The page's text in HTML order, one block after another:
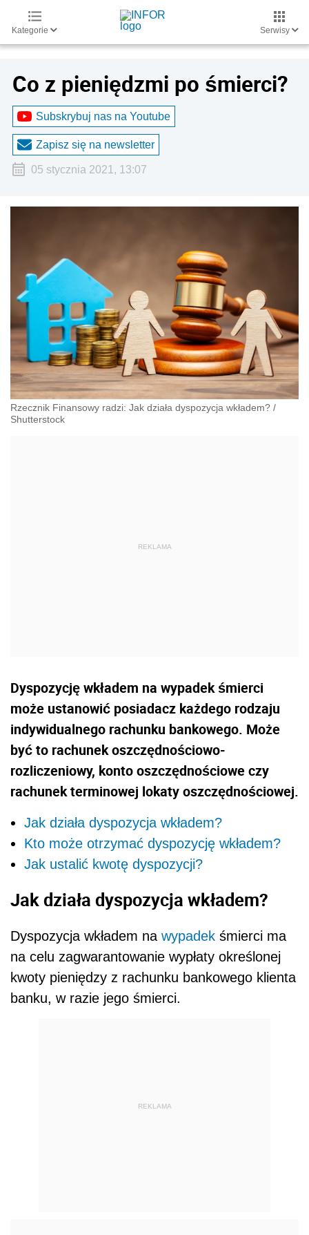
Kategorie Serwisy
Co z pieniędzmi po śmierci?
Subskrybuj nas na Youtube
Zapisz się na newsletter
05 stycznia 2021, 13:07
Rzecznik Finansowy radzi: Jak działa dyspozycja wkładem? /
Shutterstock
Dyspozycję wkładem na wypadek śmierci
może ustanowić posiadacz każdego rodzaju
indywidualnego rachunku bankowego. Może
być to rachunek oszczędnościowo-
rozliczeniowy, konto oszczędnościowe czy
rachunek terminowej lokaty oszczędnościowej.
Jak działa dyspozycja wkładem?
Kto może otrzymać dyspozycję wkładem?
Jak ustalić kwotę dyspozycji?
Jak działa dyspozycja wkładem?
Dyspozycja wkładem na wypadek śmierci ma
na celu zagwarantowanie wypłaty określonej
kwoty pieniędzy z rachunku bankowego klienta
banku, w razie jego śmierci.
REKLAMA